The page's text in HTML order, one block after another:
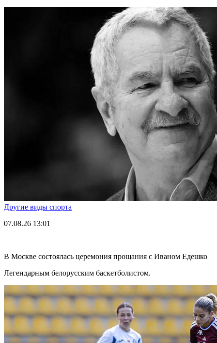
Другие виды спорта
07.08.26 13:01
В Москве состоялась церемония прощания с Иваном Едешко
Легендарным белорусским баскетболистом.